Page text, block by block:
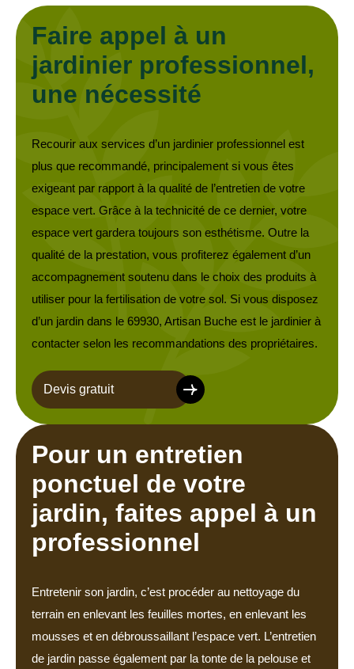
Faire appel à un
jardinier professionnel,
une nécessité
Recourir aux services d’un jardinier professionnel est
plus que recommandé, principalement si vous êtes
exigeant par rapport à la qualité de l’entretien de votre
espace vert. Grâce à la technicité de ce dernier, votre
espace vert gardera toujours son esthétisme. Outre la
qualité de la prestation, vous profiterez également d’un
accompagnement soutenu dans le choix des produits à
utiliser pour la fertilisation de votre sol. Si vous disposez
d’un jardin dans le 69930, Artisan Buche est le jardinier à
contacter selon les recommandations des propriétaires.
Devis gratuit
Pour un entretien
ponctuel de votre
jardin, faites appel à un
professionnel
Entretenir son jardin, c’est procéder au nettoyage du
terrain en enlevant les feuilles mortes, en enlevant les
mousses et en débroussaillant l’espace vert. L’entretien
de jardin passe également par la tonte de la pelouse et